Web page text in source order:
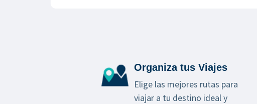
Organiza tus Viajes
Elige las mejores rutas para
viajar a tu destino ideal y